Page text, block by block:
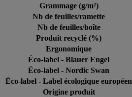
Grammage (g/m²)
Nb de feuilles/ramette
Nb de feuilles/boîte
Produit recyclé (%)
Ergonomique
Éco-label - Blauer Engel
Éco-label - Nordic Swan
Éco-label - Label écologique européen
Origine produit